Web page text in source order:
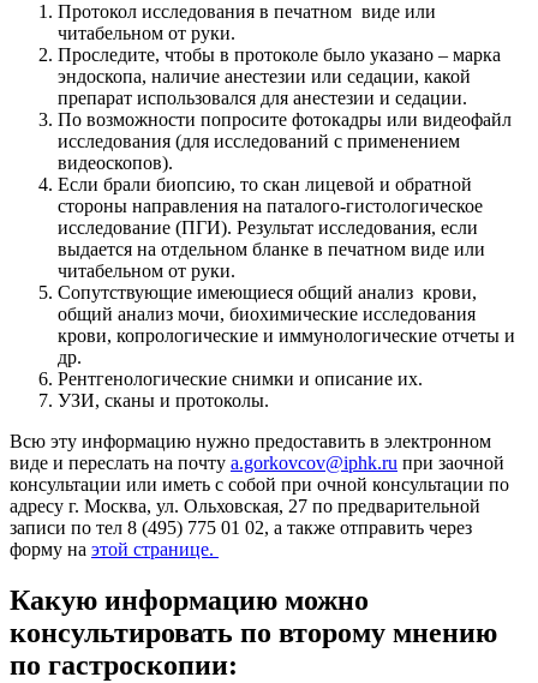
Протокол исследования в печатном виде или
читабельном от руки.
Проследите, чтобы в протоколе было указано – марка
эндоскопа, наличие анестезии или седации, какой
препарат использовался для анестезии и седации.
По возможности попросите фотокадры или видеофайл
исследования (для исследований с применением
видеоскопов).
Если брали биопсию, то скан лицевой и обратной
стороны направления на паталого-гистологическое
исследование (ПГИ). Результат исследования, если
выдается на отдельном бланке в печатном виде или
читабельном от руки.
Сопутствующие имеющиеся общий анализ крови,
общий анализ мочи, биохимические исследования
крови, копрологические и иммунологические отчеты и
др.
Рентгенологические снимки и описание их.
УЗИ, сканы и протоколы.
Всю эту информацию нужно предоставить в электронном
виде и переслать на почту a.gorkovcov@iphk.ru при заочной
консультации или иметь с собой при очной консультации по
адресу г. Москва, ул. Ольховская, 27 по предварительной
записи по тел 8 (495) 775 01 02, а также отправить через
форму на этой странице.
Какую информацию можно
консультировать по второму мнению
по гастроскопии: